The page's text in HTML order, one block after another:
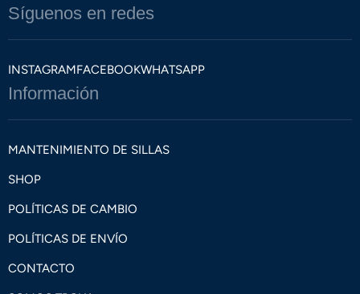
Síguenos en redes
INSTAGRAMFACEBOOKWHATSAPP
Información
MANTENIMIENTO DE SILLAS
SHOP
POLÍTICAS DE CAMBIO
POLÍTICAS DE ENVÍO
CONTACTO